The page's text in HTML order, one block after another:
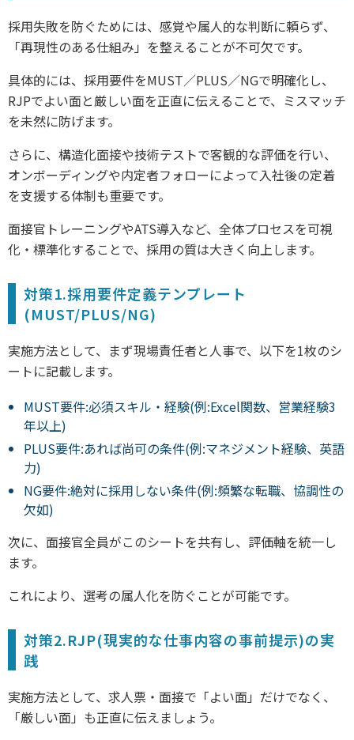
採用失敗を防ぐためには、感覚や属人的な判断に頼らず、
「再現性のある仕組み」を整えることが不可欠です。
具体的には、採用要件をMUST／PLUS／NGで明確化し、
RJPでよい面と厳しい面を正直に伝えることで、ミスマッチ
を未然に防げます。
さらに、構造化面接や技術テストで客観的な評価を行い、
オンボーディングや内定者フォローによって入社後の定着
を支援する体制も重要です。
面接官トレーニングやATS導入など、全体プロセスを可視
化・標準化することで、採用の質は大きく向上します。
対策1.採用要件定義テンプレート
(MUST/PLUS/NG)
実施方法として、まず現場責任者と人事で、以下を1枚のシ
ートに記載します。
MUST要件:必須スキル・経験(例:Excel関数、営業経験3
年以上)
PLUS要件:あれば尚可の条件(例:マネジメント経験、英語
力)
NG要件:絶対に採用しない条件(例:頻繁な転職、協調性の
欠如)
次に、面接官全員がこのシートを共有し、評価軸を統一し
ます。
これにより、選考の属人化を防ぐことが可能です。
対策2.RJP(現実的な仕事内容の事前提示)の実
践
実施方法として、求人票・面接で「よい面」だけでなく、
「厳しい面」も正直に伝えましょう。